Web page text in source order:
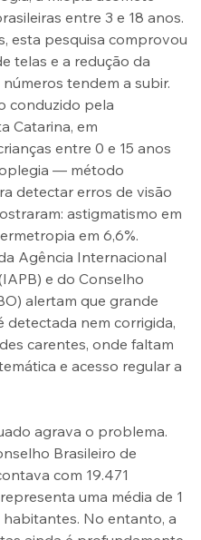
entre 3 e 18 anos.
esta pesquisa comprovou
telas e a redução da
tendem a subir.
conduzido pela
Catarina, em
entre 0 e 15 anos
— método
detectar erros de visão
astigmatismo em
em 6,6%.
Agência Internacional
e do Conselho
alertam que grande
detectada nem corrigida,
carentes, onde faltam
e acesso regular a
agrava o problema.
Brasileiro de
com 19.471
uma média de 1
No entanto, a